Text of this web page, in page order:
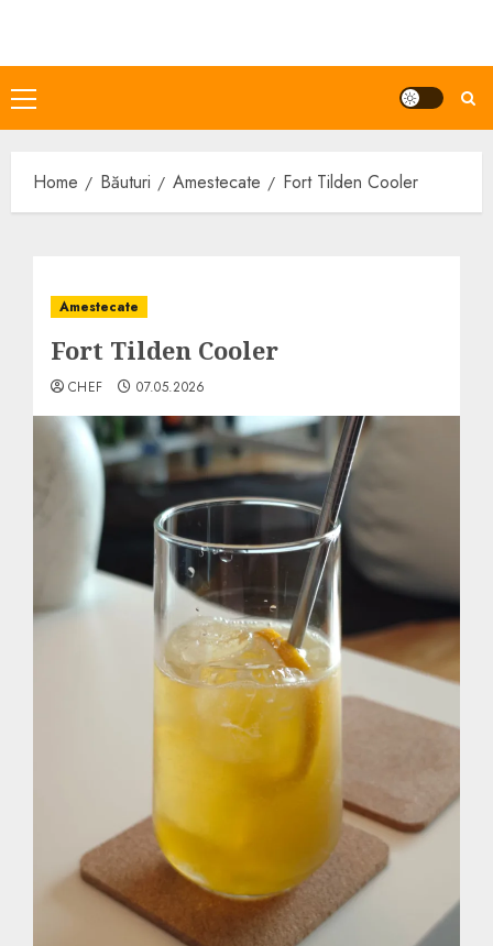
content
Primary
Menu
Home Băuturi Amestecate Fort Tilden Cooler
Amestecate
Fort Tilden Cooler
CHEF 07.05.2026